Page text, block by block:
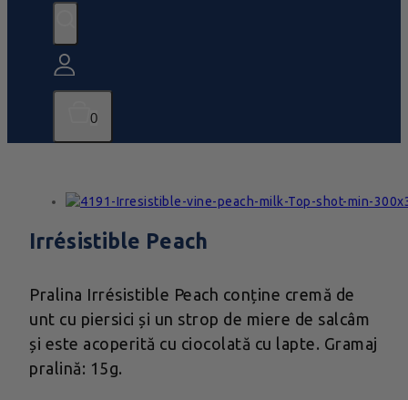
0
Irrésistible Peach
Pralina Irrésistible Peach conține cremă de
unt cu piersici și un strop de miere de salcâm
și este acoperită cu ciocolată cu lapte. Gramaj
pralină: 15g.